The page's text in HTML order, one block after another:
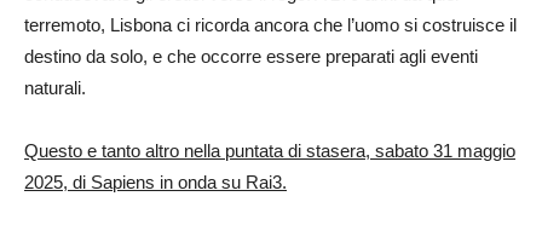
terremoto, Lisbona ci ricorda ancora che l’uomo si costruisce il
destino da solo, e che occorre essere preparati agli eventi
naturali.
Questo e tanto altro nella puntata di stasera, sabato 31 maggio
2025, di Sapiens in onda su Rai3.